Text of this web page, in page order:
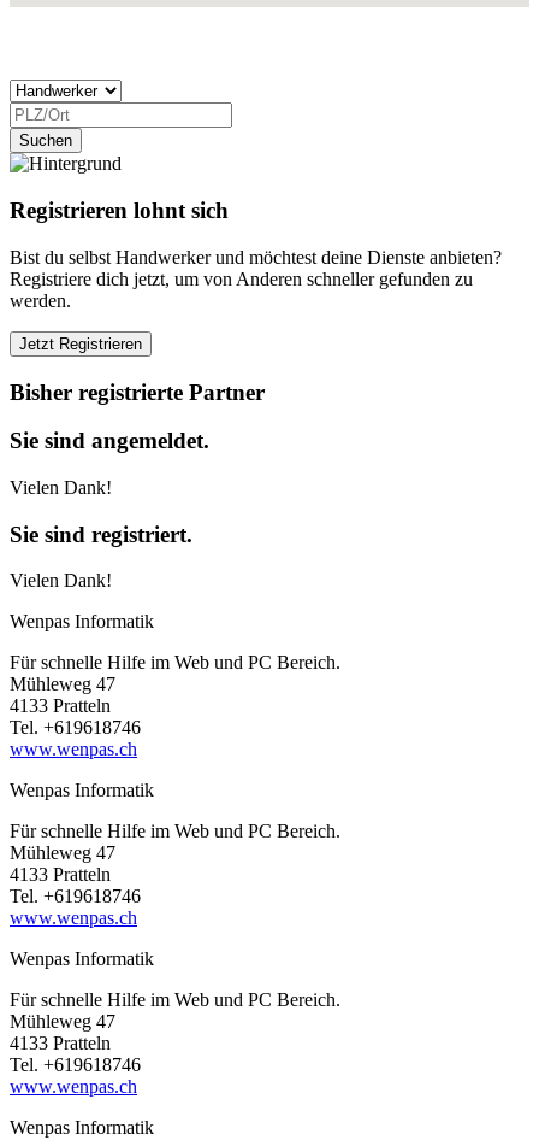
Registrieren lohnt sich
Bist du selbst Handwerker und möchtest deine Dienste anbieten?
Registriere dich jetzt, um von Anderen schneller gefunden zu
werden.
Bisher registrierte Partner
Sie sind angemeldet.
Vielen Dank!
Sie sind registriert.
Vielen Dank!
Wenpas Informatik
Für schnelle Hilfe im Web und PC Bereich.
Mühleweg 47
4133 Pratteln
Tel. +619618746
www.wenpas.ch
Wenpas Informatik
Für schnelle Hilfe im Web und PC Bereich.
Mühleweg 47
4133 Pratteln
Tel. +619618746
www.wenpas.ch
Wenpas Informatik
Für schnelle Hilfe im Web und PC Bereich.
Mühleweg 47
4133 Pratteln
Tel. +619618746
www.wenpas.ch
Wenpas Informatik